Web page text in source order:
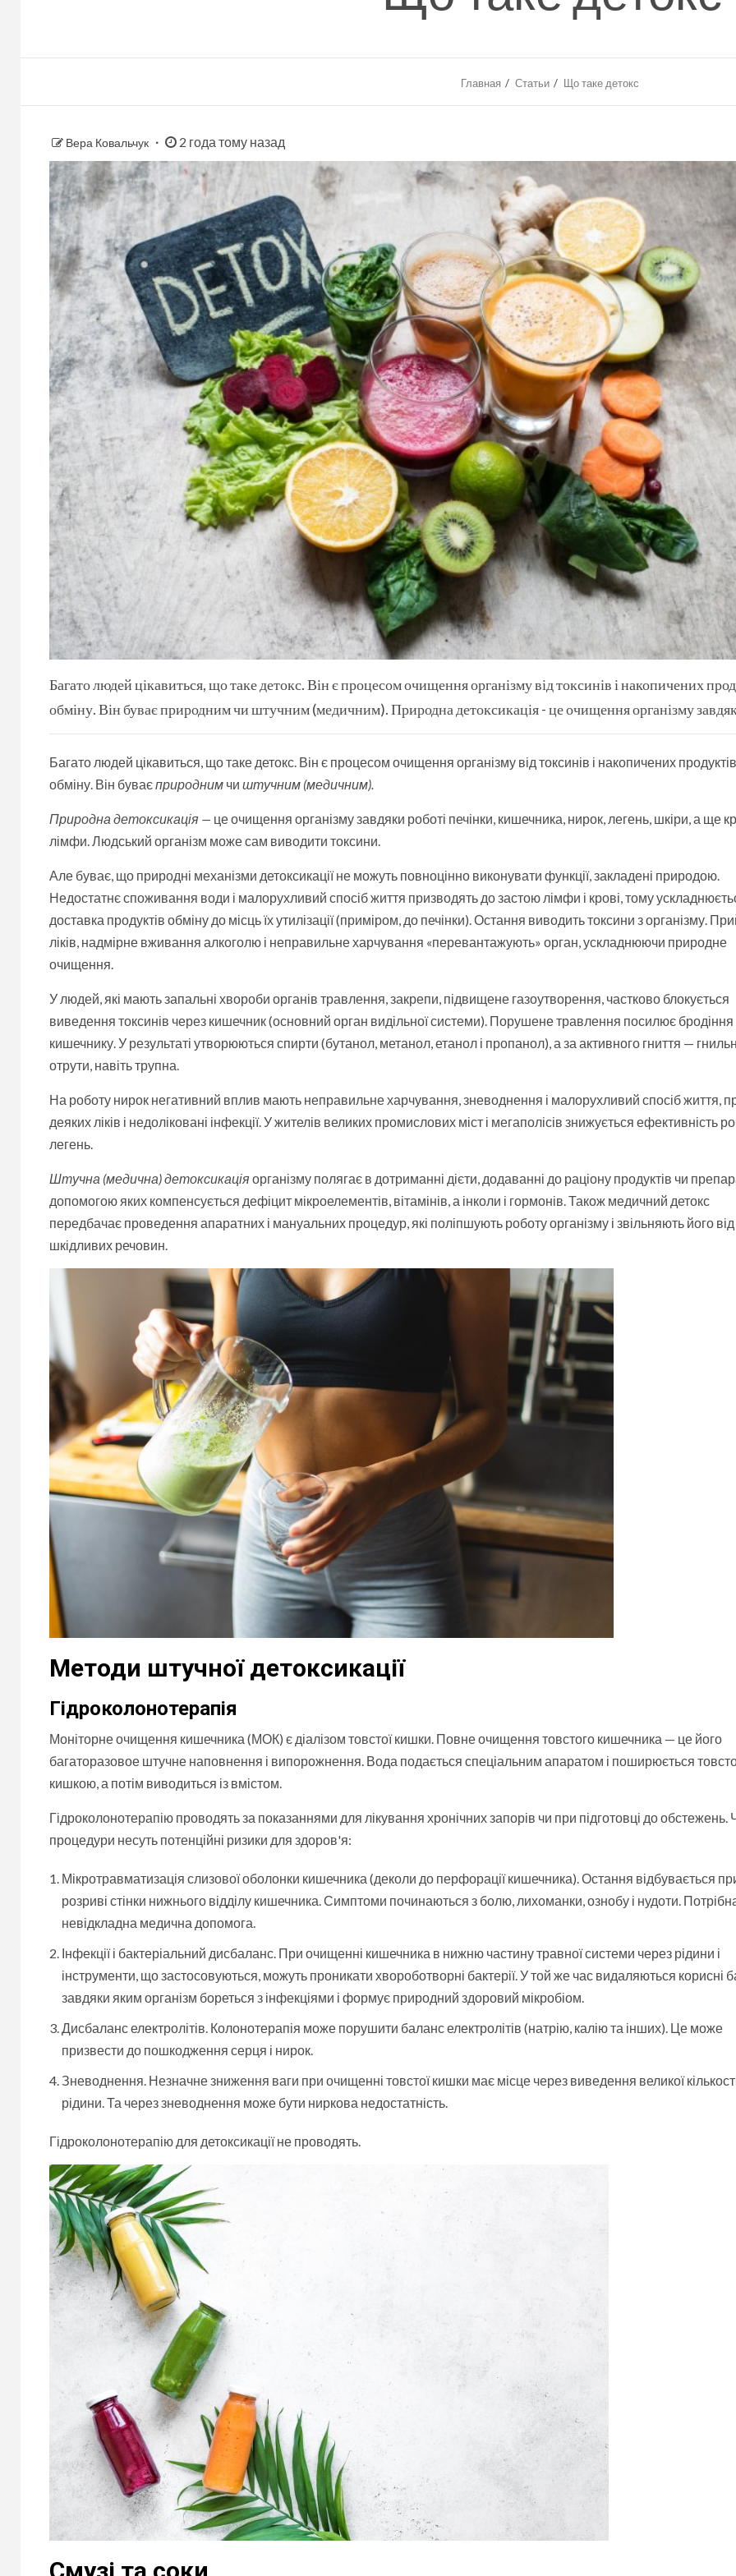
Главная Статьи Що таке детокс
Вера Ковальчук 2 года тому назад
Багато людей цікавиться, що таке детокс. Він є процесом очищення організму від токсинів і накопичених
обміну. Він буває природним чи штучним (медичним). Природна детоксикація - це очищення організму
Багато людей цікавиться, що таке детокс. Він є процесом очищення організму від токсинів і накопичених продуктів
обміну. Він буваєприродним чи штучним (медичним).
Природна детоксикація — це очищення організму завдяки роботі печінки, кишечника, нирок, легень, шкіри, а ще
лімфи. Людський організм може сам виводити токсини.
Але буває, що природні механізми детоксикації не можуть повноцінно виконувати функції, закладені природою.
Недостатнє споживання води і малорухливий спосіб життя призводять до застою лімфи і крові, тому
доставка продуктів обміну до місць їх утилізації (приміром, до печінки). Остання виводить токсини з організму.
ліків, надмірне вживання алкоголю і неправильне харчування «перевантажують» орган, ускладнюючи природне
очищення.
У людей, які мають запальні хвороби органів травлення, закрепи, підвищене газоутворення, частково блокується
виведення токсинів через кишечник (основний орган видільної системи). Порушене травлення посилює бродіння
кишечнику. У результаті утворюються спирти (бутанол, метанол, етанол і пропанол), а за активного гниття —
отрути, навіть трупна.
На роботу нирок негативний вплив мають неправильне харчування, зневоднення і малорухливий спосіб життя,
деяких ліків і недоліковані інфекції. У жителів великих промислових міст і мегаполісів знижується ефективність
легень.
Штучна (медична)детоксикаціяорганізму полягає в дотриманні дієти, додаванні до раціону продуктів чи
допомогою яких компенсується дефіцит мікроелементів, вітамінів, а інколи і гормонів. Також медичний детокс
передбачає проведення апаратних і мануальних процедур, які поліпшують роботу організму і звільняють його від
шкідливих речовин.
Методи штучної детоксикації
Гідроколонотерапія
Моніторне очищення кишечника (МОК) є діалізом товстої кишки. Повне очищення товстого кишечника — це його
багаторазовое штучне наповнення і випорожнення. Вода подається спеціальним апаратом і поширюється
кишкою, а потім виводиться із вмістом.
Гідроколонотерапію проводять за показаннями для лікування хронічних запорів чи при підготовці до обстежень.
процедури несуть потенційні ризики для здоров'я:
Мікротравматизація слизової оболонки кишечника (деколи до перфорації кишечника). Остання відбувається
розриві стінки нижнього відділу кишечника. Симптоми починаються з болю, лихоманки, ознобу і нудоти.
невідкладна медична допомога.
Інфекції і бактеріальний дисбаланс. При очищенні кишечника в нижню частину травної системи через рідини і
інструменти, що застосовуються, можуть проникати хвороботворні бактерії. У той же час видаляються корисні
завдяки яким організм бореться з інфекціями і формує природний здоровий мікробіом.
Дисбаланс електролітів. Колонотерапія може порушити баланс електролітів (натрію, калію та інших). Це може
призвести до пошкодження серця і нирок.
Зневоднення. Незначне зниження ваги при очищенні товстої кишки має місце через виведення великої
рідини. Та через зневоднення може бути ниркова недостатність.
Гідроколонотерапію для детоксикації не проводять.